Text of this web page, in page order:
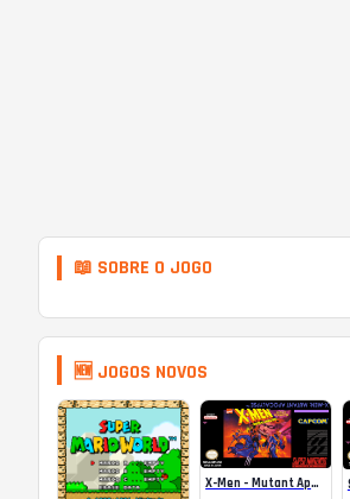
📖 SOBRE O JOGO
🆕 JOGOS NOVOS
X-Men – Mutant Apocalypse Rebalanced Online